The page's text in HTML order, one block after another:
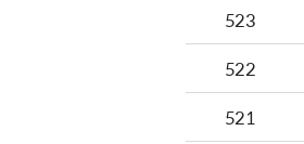
523
522
521